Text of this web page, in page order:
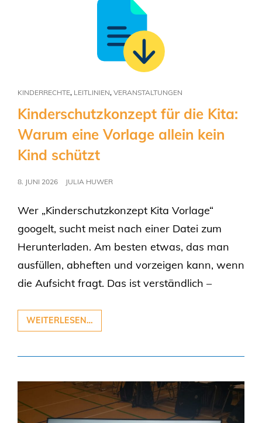
KINDERRECHTE, LEITLINIEN, VERANSTALTUNGEN
Kinderschutzkonzept für die Kita:
Warum eine Vorlage allein kein
Kind schützt
8. JUNI 2026 JULIA HUWER
Wer „Kinderschutzkonzept Kita Vorlage“
googelt, sucht meist nach einer Datei zum
Herunterladen. Am besten etwas, das man
ausfüllen, abheften und vorzeigen kann, wenn
die Aufsicht fragt. Das ist verständlich –
WEITERLESEN…